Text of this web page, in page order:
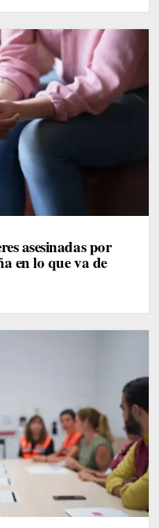
asesinadas por
en lo que va de